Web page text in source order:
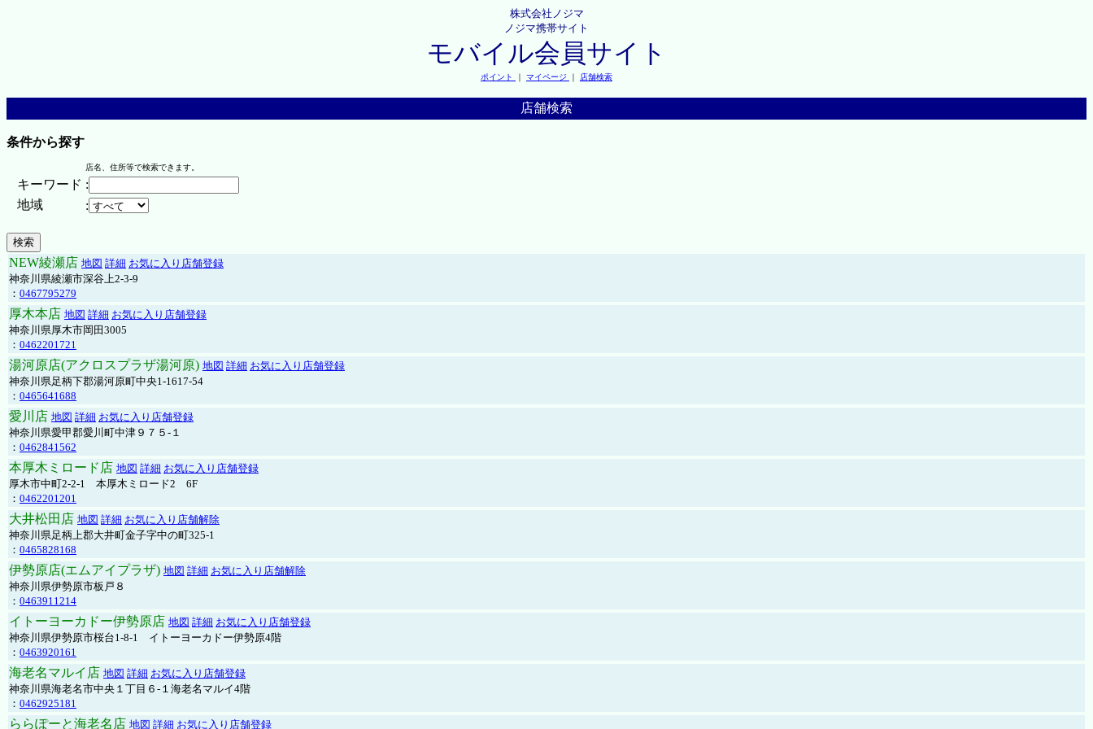
株式会社ノジマ
ノジマ携帯サイト
モバイル会員サイト
ポイント ｜ マイページ ｜ 店舗検索
店舗検索
条件から探す
店名、住所等で検索できます。
キーワード :
地域
:
NEW綾瀬店 地図 詳細 お気に入り店舗登録
神奈川県綾瀬市深谷上2-3-9
： 0467795279
厚木本店 地図 詳細 お気に入り店舗登録
神奈川県厚木市岡田3005
： 0462201721
湯河原店(アクロスプラザ湯河原) 地図 詳細 お気に入り店舗登録
神奈川県足柄下郡湯河原町中央1-1617-54
： 0465641688
愛川店 地図 詳細 お気に入り店舗登録
神奈川県愛甲郡愛川町中津９７５-１
： 0462841562
本厚木ミロード店 地図 詳細 お気に入り店舗登録
厚木市中町2-2-1 本厚木ミロード2 6F
： 0462201201
大井松田店 地図 詳細 お気に入り店舗解除
神奈川県足柄上郡大井町金子字中の町325-1
： 0465828168
伊勢原店(エムアイプラザ) 地図 詳細 お気に入り店舗解除
神奈川県伊勢原市板戸８
： 0463911214
イトーヨーカドー伊勢原店 地図 詳細 お気に入り店舗登録
神奈川県伊勢原市桜台1-8-1 イトーヨーカドー伊勢原4階
： 0463920161
海老名マルイ店 地図 詳細 お気に入り店舗登録
神奈川県海老名市中央１丁目６-１海老名マルイ4階
： 0462925181
ららぽーと海老名店 地図 詳細 お気に入り店舗登録